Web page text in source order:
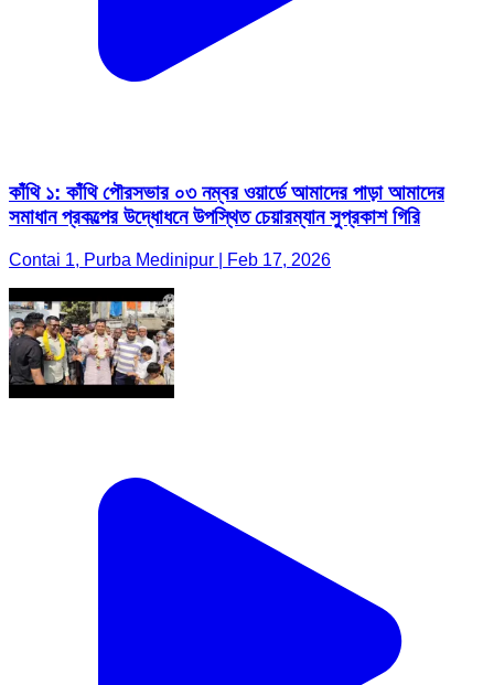
কাঁথি ১: কাঁথি পৌরসভার ০৩ নম্বর ওয়ার্ডে আমাদের পাড়া আমাদের
সমাধান প্রকল্পের উদ্ধোধনে উপস্থিত চেয়ারম্যান সুপ্রকাশ গিরি
Contai 1, Purba Medinipur | Feb 17, 2026